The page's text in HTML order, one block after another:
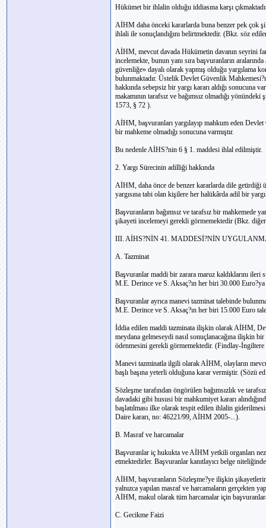
Hükümet bir ihlalin olduğu iddiasına karşı
AİHM daha önceki kararlarda buna benzer pek çok
ihlali ile sonuçlandığını belirtmektedir. (Bkz. söz
AİHM, mevcut davada Hükümetin davanın seyrini
incelemekte, bunun yanı sıra başvuranların
güvenliğe» dayalı olarak yapmış olduğu yargılama
bulunmaktadır. Üstelik Devlet Güvenlik
hakkında sebepsiz bir yargı kararı aldığı sonucuna
makamının tarafsız ve bağımsız olmadığı
1573, § 72 ).
AİHM, başvuranları yargılayıp mahkum eden
bir mahkeme olmadığı sonucuna varmıştır.
Bu nedenle AİHS?nin 6 § 1. maddesi ihlal edilmiştir.
2. Yargı Sürecinin adilliği hakkında
AİHM, daha önce de benzer kararlarda dile getirdiği
yargısına tabi olan kişilere her halükârda adil bir
Başvuranların bağımsız ve tarafsız bir mahkemede
şikayeti incelemeyi gerekli görmemektedir (Bkz.
III. AİHS?NİN 41. MADDESİ?NİN
A. Tazminat
Başvuranlar maddi bir zarara maruz kaldıklarını
M.E. Derince ve S. Aksaç?ın her biri 30.000 Euro?ya
Başvuranlar ayrıca manevi tazminat talebinde
M.E. Derince ve S. Aksaç?ın her biri 15.000 Euro
İddia edilen maddi tazminata ilişkin olarak AİHM,
meydana gelmeseydi nasıl sonuçlanacağına ilişkin
ödenmesini gerekli görmemektedir. (Findlay-
Manevi tazminatla ilgili olarak AİHM, olayların
başlı başına yeterli olduğuna karar vermiştir. (Sözü
Sözleşme tarafından öngörülen bağımsızlık ve
davadaki gibi hususi bir mahkumiyet kararı
başlatılması ilke olarak tespit edilen ihlalin
Daire kararı, no: 46221/99, AİHM 2005-...).
B. Masraf ve harcamalar
Başvuranlar iç hukukta ve AİHM yetkili organları
etmektedirler. Başvuranlar kanıtlayıcı belge
AİHM, başvuranların Sözleşme?ye ilişkin
yalnızca yapılan masraf ve harcamaların gerçekten
AİHM, makul olarak tüm harcamalar için
C. Gecikme Faizi